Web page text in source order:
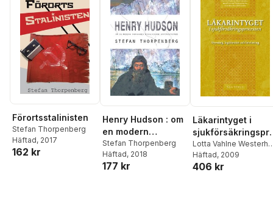
Förortsstalinisten
Stefan Thorpenberg
Häftad, 2017
162 kr
Henry Hudson : om
en modern
forskares
misslyckade
upptäcktsfärd
Stefan Thorpenberg
Häftad, 2018
177 kr
Läkarintyget i
cessen : styrning,
legitimitet och
bevisning
Lotta Vahlne
Stefan Thorpenberg
Magnus Jonasson
Häftad, 2009
406 kr